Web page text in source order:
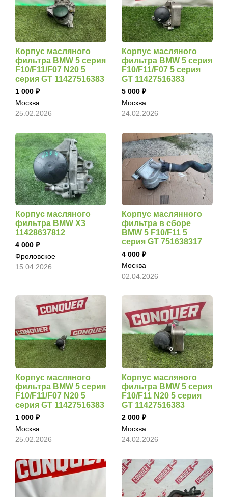
Корпус масляного
фильтра BMW 5 серия
F10/F11/F07 N20 5
серия GT 11427516383
1 000
Москва
25.02.2026
Корпус масляного
фильтра BMW 5 серия
F10/F11/F07 5 серия
GT 11427516383
5 000
Москва
24.02.2026
Корпус масляного
фильтра BMW X3
11428637812
4 000
Фроловское
15.04.2026
Корпус маслянного
фильтра в сборе
BMW 5 F10/F11 5
серия GT 751638317
4 000
Москва
02.04.2026
Корпус масляного
фильтра BMW 5 серия
F10/F11/F07 N20 5
серия GT 11427516383
1 000
Москва
25.02.2026
Корпус масляного
фильтра BMW 5 серия
F10/F11 N20 5 серия
GT 11427516383
2 000
Москва
24.02.2026